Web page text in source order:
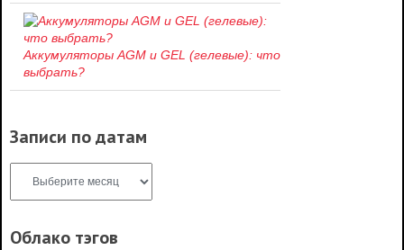
Аккумуляторы AGM и GEL (гелевые): что
выбрать?
Записи по датам
Облако тэгов